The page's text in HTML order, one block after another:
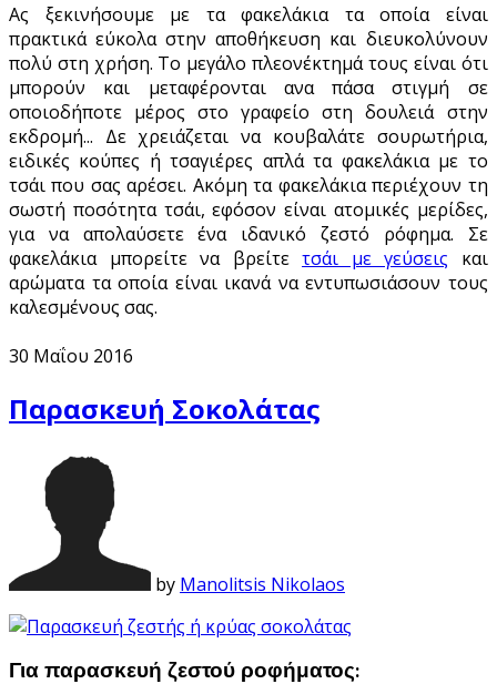
Ας ξεκινήσουμε με τα φακελάκια τα οποία είναι
πρακτικά εύκολα στην αποθήκευση και διευκολύνουν
πολύ στη χρήση. Το μεγάλο πλεονέκτημά τους είναι ότι
μπορούν και μεταφέρονται ανα πάσα στιγμή σε
οποιοδήποτε μέρος στο γραφείο στη δουλειά στην
εκδρομή... Δε χρειάζεται να κουβαλάτε σουρωτήρια,
ειδικές κούπες ή τσαγιέρες απλά τα φακελάκια με το
τσάι που σας αρέσει. Ακόμη τα φακελάκια περιέχουν τη
σωστή ποσότητα τσάι, εφόσον είναι ατομικές μερίδες,
για να απολαύσετε ένα ιδανικό ζεστό ρόφημα. Σε
φακελάκια μπορείτε να βρείτετσάι με γεύσεις και
αρώματα τα οποία είναι ικανά να εντυπωσιάσουν τους
καλεσμένους σας.
30 Μαΐου 2016
Παρασκευή Σοκολάτας
by Manolitsis Nikolaos
Για παρασκευή ζεστού ροφήματος: